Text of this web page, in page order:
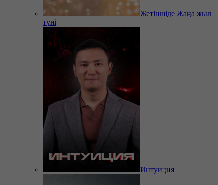
Жетіншіде Жаңа жыл
түні
Интуиция